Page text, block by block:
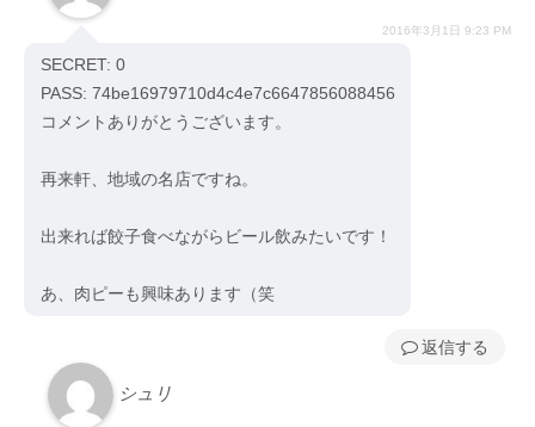
2016年3月1日 9:23 PM
SECRET: 0
PASS: 74be16979710d4c4e7c6647856088456
コメントありがとうございます。
再来軒、地域の名店ですね。
出来れば餃子食べながらビール飲みたいです！
あ、肉ピーも興味あります（笑
返信
シュリ